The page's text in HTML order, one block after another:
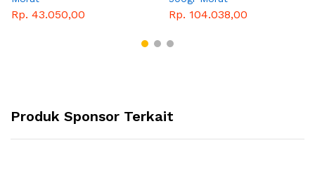
Rp. 43.050,00 Rp. 104.038,00
Produk Sponsor Terkait